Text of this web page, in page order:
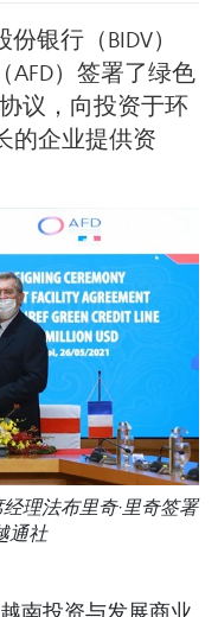
银行（BIDV）
）签署了绿色
议，向投资于环
的企业提供资
理法布里奇·里奇签署
通社
南投资与发展商业